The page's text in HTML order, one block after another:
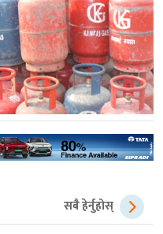
सबै हेर्नुहोस्